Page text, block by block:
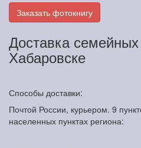
Заказать фотокнигу
Доставка
Хабаровске
Способы доставки:
Почтой России, курьером. 9
населенных пунктах региона: